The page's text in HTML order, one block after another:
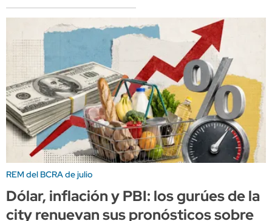
REM del BCRA de julio
Dólar, inflación y PBI: los gurúes de la
city renuevan sus pronósticos sobre